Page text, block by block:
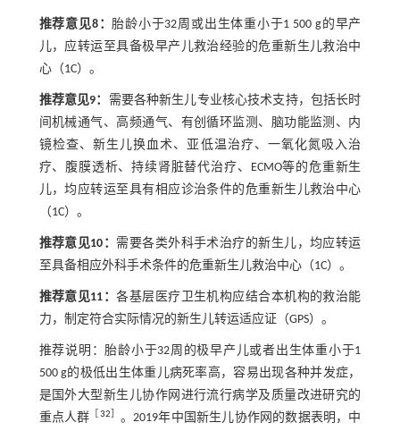
推荐意见8：胎龄小于32周或出生体重小于1 500 g的早产
儿，应转运至具备极早产儿救治经验的危重新生儿救治中
心（1C）。
推荐意见9： 需要各种新生儿专业核心技术支持，包括长时
间机械通气、高频通气、有创循环监测、脑功能监测、内
镜检查、新生儿换血术、亚低温治疗、一氧化氮吸入治
疗、腹膜透析、持续肾脏替代治疗、ECMO等的危重新生
儿，均应转运至具有相应诊治条件的危重新生儿救治中心
（1C）。
推荐意见10： 需要各类外科手术治疗的新生儿，均应转运
至具备相应外科手术条件的危重新生儿救治中心（1C）。
推荐意见11：各基层医疗卫生机构应结合本机构的救治能
力，制定符合实际情况的新生儿转运适应证（GPS）。
推荐说明：胎龄小于32周的极早产儿或者出生体重小于1
500 g的极低出生体重儿病死率高，容易出现各种并发症，
是国外大型新生儿协作网进行流行病学及质量改进研究的
重点人群
32
。2019年中国新生儿协作网的数据表明，中